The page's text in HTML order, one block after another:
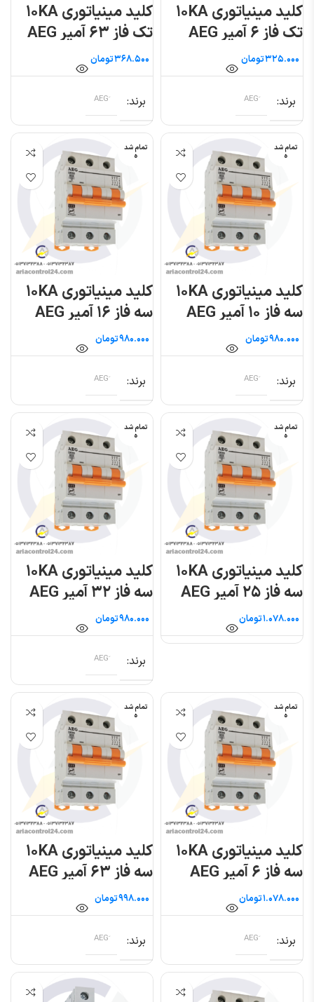
کلید مینیاتوری ۱۰KA
تک فاز ۶ آمپر AEG
تومان
برند
کلید مینیاتوری ۱۰KA
تک فاز ۶۳ آمپر AEG
تومان
برند
تمام شد
ه
کلید مینیاتوری ۱۰KA
سه فاز ۱۰ آمپر AEG
تومان
برند
تمام شد
ه
کلید مینیاتوری ۱۰KA
سه فاز ۱۶ آمپر AEG
تومان
برند
تمام شد
ه
کلید مینیاتوری ۱۰KA
سه فاز ۲۵ آمپر AEG
تومان
تمام شد
ه
کلید مینیاتوری ۱۰KA
سه فاز ۳۲ آمپر AEG
تومان
برند
تمام شد
ه
کلید مینیاتوری ۱۰KA
سه فاز ۶ آمپر AEG
تومان
برند
تمام شد
ه
کلید مینیاتوری ۱۰KA
سه فاز ۶۳ آمپر AEG
تومان
برند